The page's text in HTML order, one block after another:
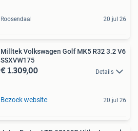
Roosendaal 20 jul 26
Milltek Volkswagen Golf MK5 R32 3.2 V6
SSXVW175
€ 1.309,00 Details
Bezoek website 20 jul 26